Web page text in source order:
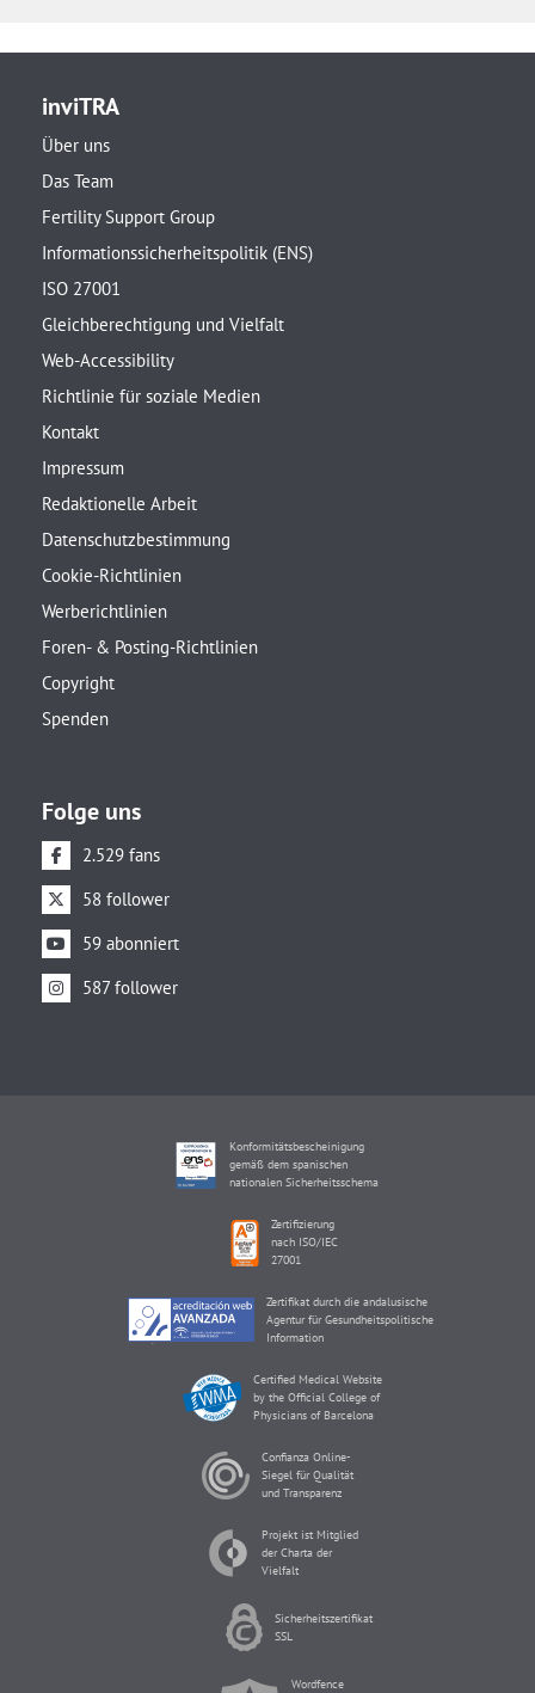
inviTRA
Über uns
Das Team
Fertility Support Group
Informationssicherheitspolitik (ENS)
ISO 27001
Gleichberechtigung und Vielfalt
Web-Accessibility
Richtlinie für soziale Medien
Kontakt
Impressum
Redaktionelle Arbeit
Datenschutzbestimmung
Cookie-Richtlinien
Werberichtlinien
Foren- & Posting-Richtlinien
Copyright
Spenden
Folge uns
2.529 fans
58 follower
59 abonniert
587 follower
Konformitätsbescheinigung
gemäß dem spanischen
nationalen Sicherheitsschema
Zertifizierung
nach ISO/IEC
27001
Zertifikat durch die andalusische
Agentur für Gesundheitspolitische
Information
Certified Medical Website
by the Official College of
Physicians of Barcelona
Confianza Online-
Siegel für Qualität
und Transparenz
Projekt ist Mitglied
der Charta der
Vielfalt
Sicherheitszertifikat
SSL
Wordfence